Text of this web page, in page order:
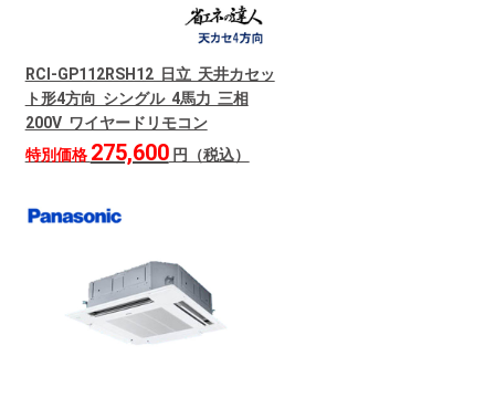
RCI-GP112RSH12 日立 天井カセッ
ト形4方向 シングル 4馬力 三相
200V ワイヤードリモコン
特別価格 275,600円（税込）